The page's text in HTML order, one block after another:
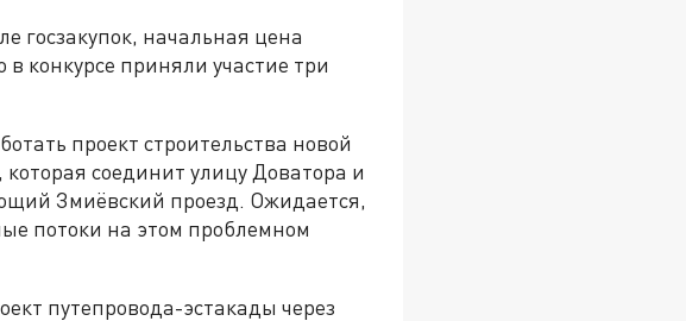
госзакупок, начальная цена
конкурсе приняли участие три
проект строительства новой
соединит улицу Доватора и
Змиёвский проезд. Ожидается,
потоки на этом проблемном
путепровода-эстакады через